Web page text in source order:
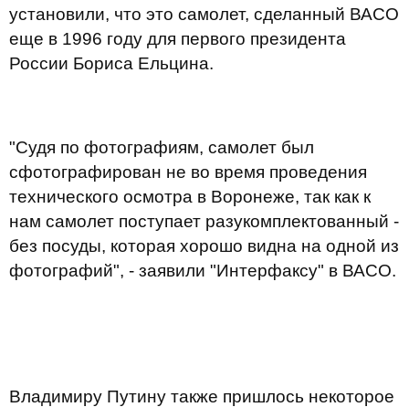
установили, что это самолет, сделанный ВАСО
еще в 1996 году для первого президента
России Бориса Ельцина.
"Судя по фотографиям, самолет был
сфотографирован не во время проведения
технического осмотра в Воронеже, так как к
нам самолет поступает разукомплектованный -
без посуды, которая хорошо видна на одной из
фотографий", - заявили "Интерфаксу" в ВАСО.
Владимиру Путину также пришлось некоторое